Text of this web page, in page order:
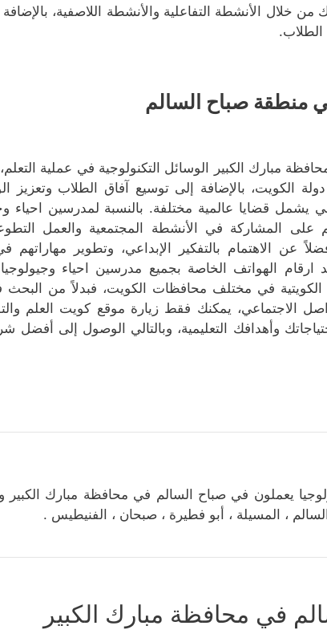
من خلال الأنشطة التفاعلية والأنشطة اللاصفية،
الطلاب.
منطقة صباح السالم
مبارك الكبير الوسائل التكنولوجية في عملية
الكويت، بالإضافة إلى توسيع آفاق الطلاب وتعزيز
قضايا عالمية مختلفة. بالنسبة لمدرسين احياء
على المشاركة في الأنشطة المجتمعية والعمل
عن الاهتمام بالتفكير الإبداعي، وتطوير
ارقام الهواتف الخاصة بجميع مدرسين احياء
في مختلف محافظات الكويت، فبدلاً من البحث
الاجتماعي، يمكنك فقط زيارة موقع كويت العلم
وأهدافك التعليمية، وبالتالي الوصول إلى أفضل
يعملون في صباح السالم في محافظة مبارك الكبير
، المسيلة ، أبو فطيرة ، صبحان ، الفنيطيس .
في محافظة مبارك الكبير